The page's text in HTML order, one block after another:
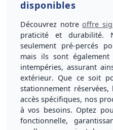
disponibles
Découvrez notreoffre
praticité et durabilité.
seulement pré-percés
mais ils sont également
intempéries, assurant
extérieur. Que ce soit
stationnement
accès spécifiques, nos
à vos besoins. Optez
fonctionnelle,